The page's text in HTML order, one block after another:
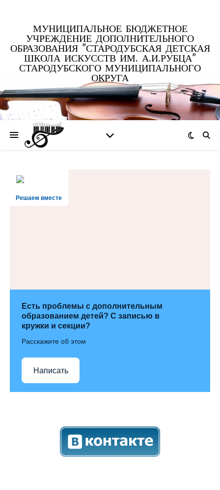
МУНИЦИПАЛЬНОЕ БЮДЖЕТНОЕ
УЧРЕЖДЕНИЕ ДОПОЛНИТЕЛЬНОГО
ОБРАЗОВАНИЯ "СТАРОДУБСКАЯ ДЕТСКАЯ
ШКОЛА ИСКУССТВ ИМ. А.И.РУБЦА"
СТАРОДУБСКОГО МУНИЦИПАЛЬНОГО
ОКРУГА
Решаем вместе
Есть проблемы с дополнительным
образованием детей? С записью в
кружки и секции?
Расскажите об этом
Написать